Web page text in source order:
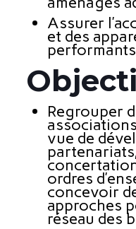
Assurer
et des
Regrouper
vue de
ordres
concevoir
approches
réseau des